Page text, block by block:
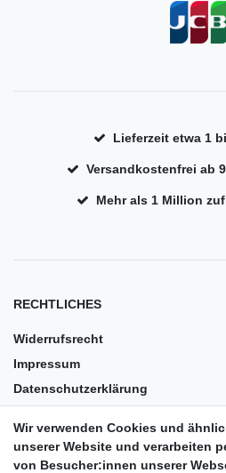
Lieferzeit etwa 1
Versandkostenfrei ab
Mehr als 1 Million
RECHTLICHES
Widerrufsrecht
Impressum
Datenschutzerklärung
Barrierefreiheit
Wir verwenden Cookies und
unserer Website und verarbeiten
von Besucher:innen unserer